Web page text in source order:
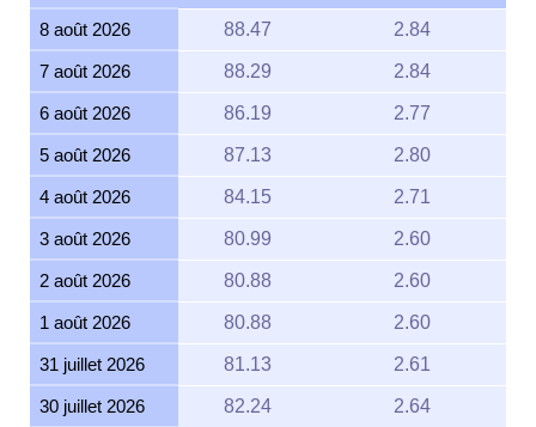
8 août 2026 88.47 2.84
7 août 2026 88.29 2.84
6 août 2026 86.19 2.77
5 août 2026 87.13 2.80
4 août 2026 84.15 2.71
3 août 2026 80.99 2.60
2 août 2026 80.88 2.60
1 août 2026 80.88 2.60
31 juillet 2026 81.13 2.61
30 juillet 2026 82.24 2.64